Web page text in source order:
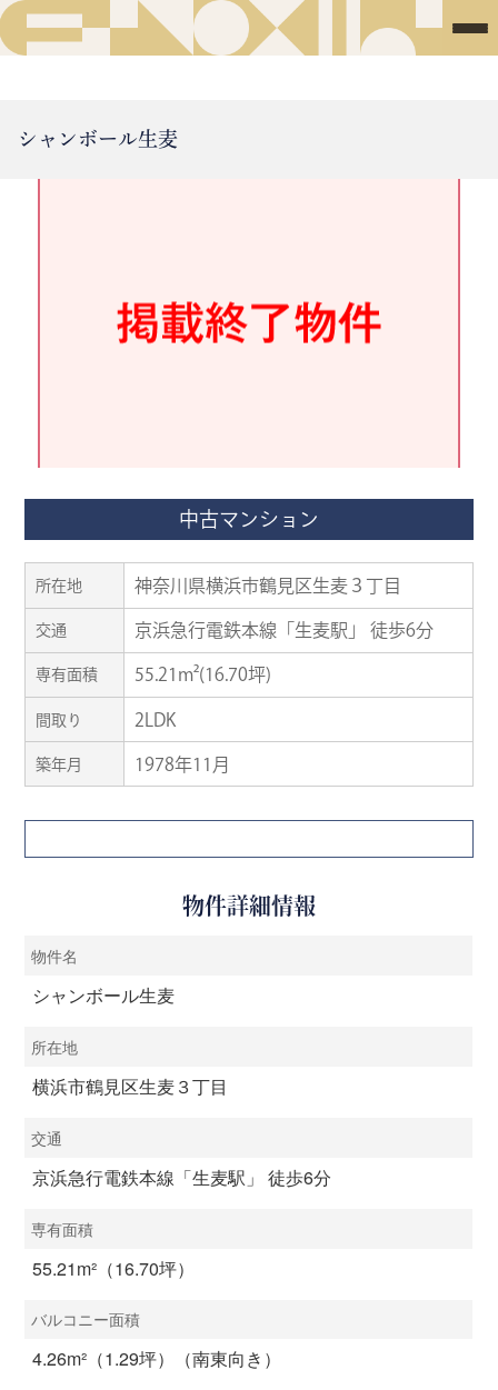
シャンボール生麦
中古マンション
所在地 神奈川県横浜市鶴見区生麦３丁目
交通 京浜急行電鉄本線「生麦駅」 徒歩6分
専有面積 55.21m²(16.70坪)
間取り 2LDK
築年月 1978年11月
物件詳細情報
物件名
シャンボール生麦
所在地
横浜市鶴見区生麦３丁目
交通
京浜急行電鉄本線「生麦駅」 徒歩6分
専有面積
55.21m²（16.70坪）
バルコニー面積
4.26m²（1.29坪）（南東向き）